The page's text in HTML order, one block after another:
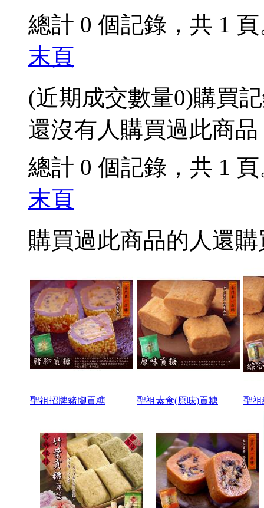
總計 0 個記錄，共 1
末頁
(近期成交數量0)購買
還沒有人購買過此商品
總計 0 個記錄，共 1
末頁
購買過此商品的人還購
聖祖招牌豬腳貢糖 聖祖素食(原味)貢糖 聖